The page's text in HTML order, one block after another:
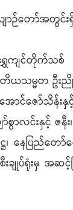
ာဉ်တော်အတွင်း
ရွှေကျင်တိုက်
ယသမ္မတ ဦးညို
ောင်ဇော်သိန်း
ာလင်းနှင့် ဇနီး
၊ နေပြည်တော်
းချုပ်ရုံးမှ အဆ